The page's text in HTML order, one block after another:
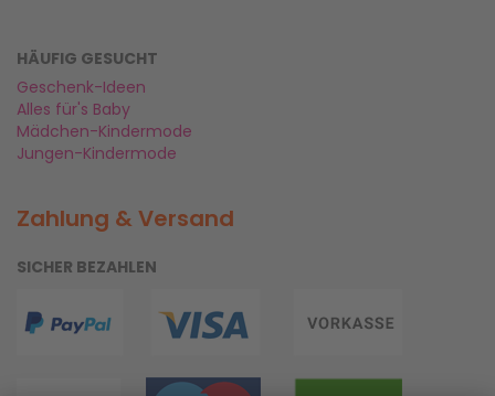
HÄUFIG GESUCHT
Geschenk-Ideen
Alles für's Baby
Mädchen-Kindermode
Jungen-Kindermode
Zahlung & Versand
SICHER BEZAHLEN